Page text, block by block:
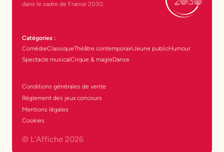
dans le cadre de France 2030.
Catégories :
ComédieClassiqueThéâtre contemporainJeune publicHumour
Spectacle musicalCirque & magieDanse
Conditions générales de vente
Réglement des jeux concours
Mentions légales
Cookies
© L'Affiche 2026